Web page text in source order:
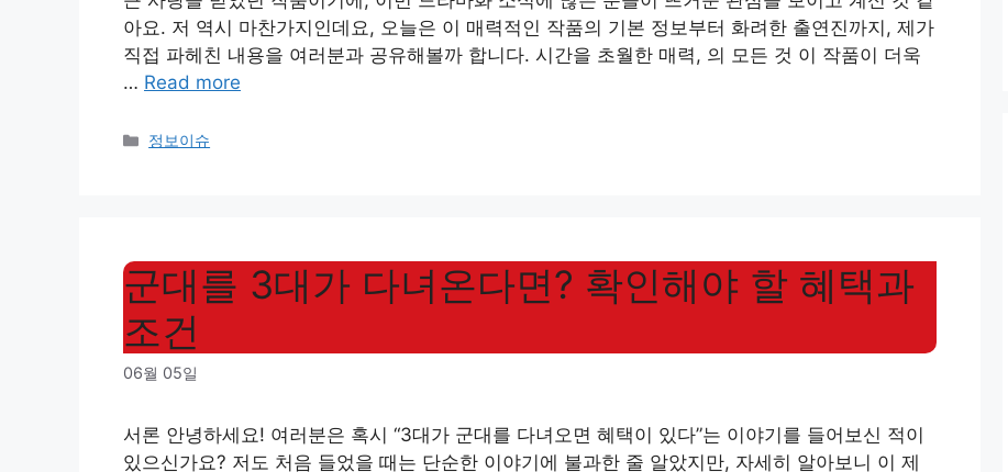
아요. 저 역시 마찬가지인데요, 오늘은 이 매력적인 작품의 기본 정보부터 화려한 출연진까지, 제가
직접 파헤친 내용을 여러분과 공유해볼까 합니다. 시간을 초월한 매력, 의 모든 것 이 작품이 더욱
… Read more
Categories
정보이슈
군대를 3대가 다녀온다면? 확인해야 할 혜택과
조건
06월 05일
서론 안녕하세요! 여러분은 혹시 “3대가 군대를 다녀오면 혜택이 있다”는 이야기를 들어보신 적이
있으신가요? 저도 처음 들었을 때는 단순한 이야기에 불과한 줄 알았지만, 자세히 알아보니 이 제